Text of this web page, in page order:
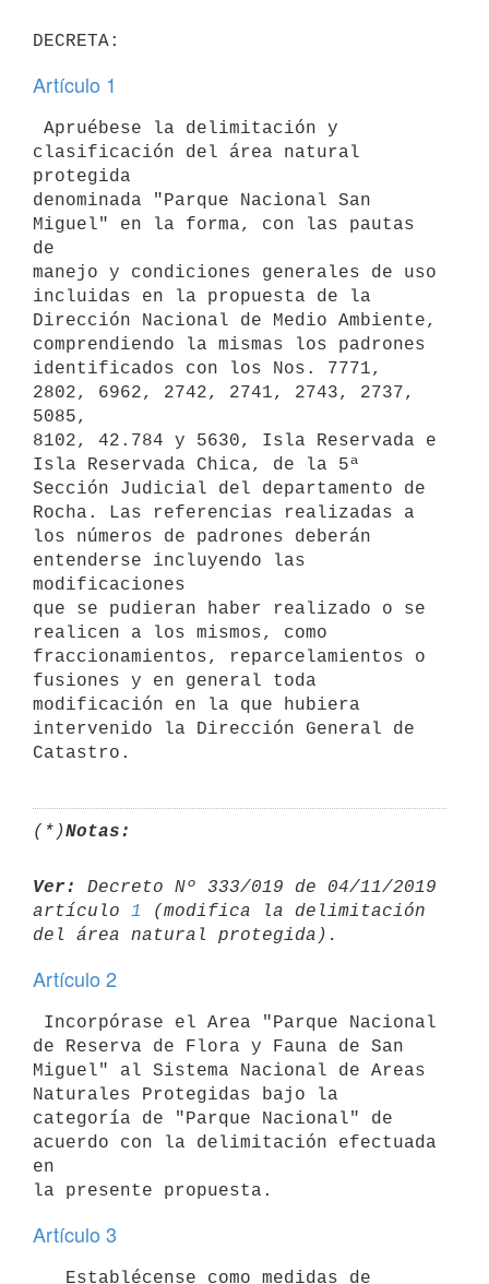
Artículo 1
clasificación del área natural
protegida
denominada "Parque Nacional San
Miguel" en la forma, con las pautas
de
manejo y condiciones generales de uso
incluidas en la propuesta de la
Dirección Nacional de Medio Ambiente,
comprendiendo la mismas los padrones
identificados con los Nos. 7771,
2802, 6962, 2742, 2741, 2743, 2737,
5085,
8102, 42.784 y 5630, Isla Reservada e
Isla Reservada Chica, de la 5ª
Sección Judicial del departamento de
Rocha. Las referencias realizadas a
los números de padrones deberán
entenderse incluyendo las
modificaciones
que se pudieran haber realizado o se
realicen a los mismos, como
fraccionamientos, reparcelamientos o
fusiones y en general toda
modificación en la que hubiera
intervenido la Dirección General de
(*)Notas:
Ver:
Decreto Nº 333/019 de 04/11/2019
artículo 1
(modifica la delimitación
Artículo 2
de Reserva de Flora y Fauna de San
Miguel" al Sistema Nacional de Areas
Naturales Protegidas bajo la
categoría de "Parque Nacional" de
acuerdo con la delimitación efectuada
en
Artículo 3